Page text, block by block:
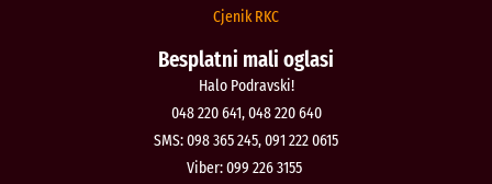
Cjenik RKC
Besplatni mali oglasi
Halo Podravski!
048 220 641, 048 220 640
SMS: 098 365 245, 091 222 0615
Viber: 099 226 3155